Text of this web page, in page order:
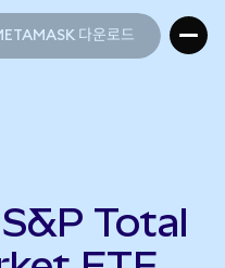
다운로드
Total